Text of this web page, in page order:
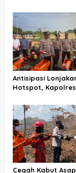
Langkah Jaga
Antisipasi
Hotspot, Kapolres
Pemadam
Cegah Kabut